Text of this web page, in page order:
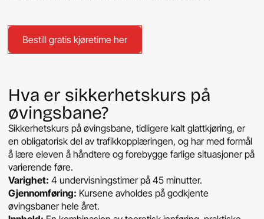
Bestill gratis kjøretime her
Hva er sikkerhetskurs på
øvingsbane?
Sikkerhetskurs på øvingsbane, tidligere kalt glattkjøring, er
en obligatorisk del av trafikkopplæringen, og har med formål
å lære eleven å håndtere og forebygge farlige situasjoner på
varierende føre.
Varighet: 4 undervisningstimer på 45 minutter.
Gjennomføring: Kursene avholdes på godkjente
øvingsbaner hele året.